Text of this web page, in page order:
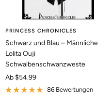
PRINCESS CHRONICLES
Schwarz und Blau – Männliche
Lolita Ouji
Schwalbenschwanzweste
Angebotspreis
Ab $54.99
86 Bewertungen